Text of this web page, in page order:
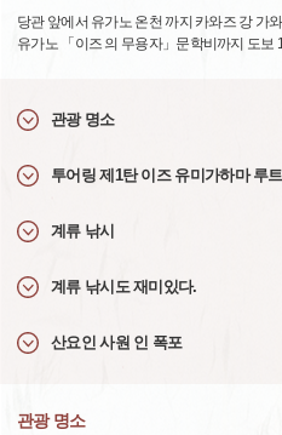
당관 앞에서 유가노 온천 까지 카와즈 강 가
유가노 「이즈 의 무용자」문학비까지 도보
관광 명소
투어링 제1탄 이즈 유미가하마 루트
계류 낚시
계류 낚시도 재미있다.
산요인 사원 인 폭포
관광 명소